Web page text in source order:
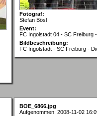
Fotograf:
Stefan Bösl
Event:
FC Ingolstadt 04 - SC Freiburg
Bildbeschreibung:
FC Ingolstadt - SC Freiburg -
BOE_6866.jpg
Aufgenommen: 2008-11-02